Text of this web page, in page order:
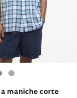
maniche corte